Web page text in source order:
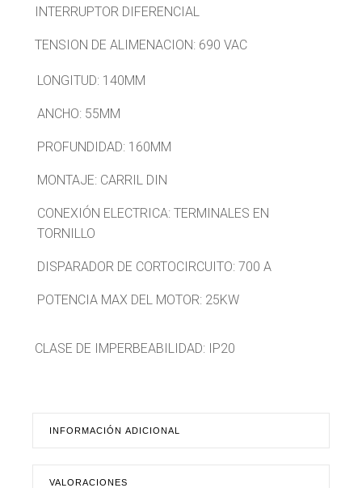
INTERRUPTOR DIFERENCIAL
TENSION DE ALIMENACION: 690 VAC
LONGITUD: 140MM
ANCHO: 55MM
PROFUNDIDAD: 160MM
MONTAJE: CARRIL DIN
CONEXIÓN ELECTRICA: TERMINALES EN
TORNILLO
DISPARADOR DE CORTOCIRCUITO: 700 A
POTENCIA MAX DEL MOTOR: 25KW
CLASE DE IMPERBEABILIDAD: IP20
INFORMACIÓN ADICIONAL
VALORACIONES